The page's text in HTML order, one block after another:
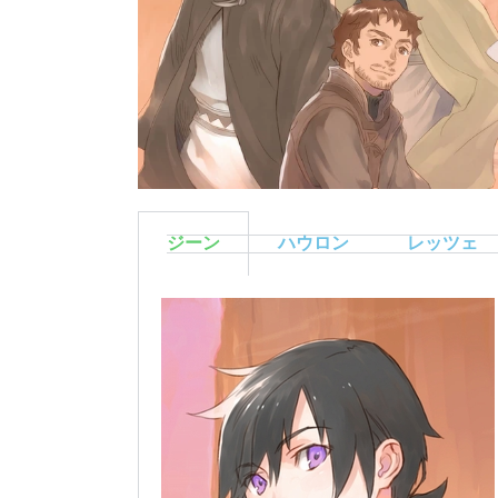
ジーン ハウロン レッツェ